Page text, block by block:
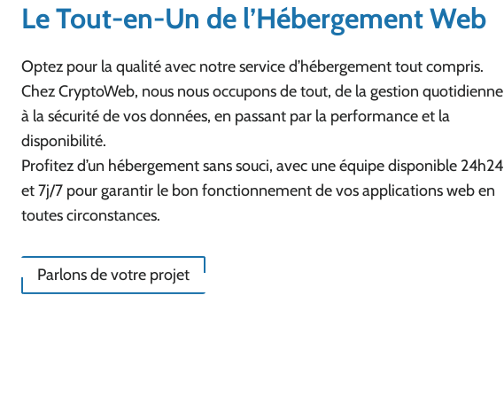
Le Tout-en-Un de l’Hébergement Web
Optez pour la qualité avec notre service d’hébergement tout compris.
Chez CryptoWeb, nous nous occupons de tout, de la gestion quotidienne
à la sécurité de vos données, en passant par la performance et la
disponibilité.
Profitez d’un hébergement sans souci, avec une équipe disponible 24h24
et 7j/7 pour garantir le bon fonctionnement de vos applications web en
toutes circonstances.
Parlons de votre projet